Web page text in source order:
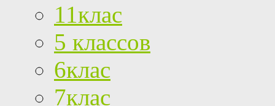
11клас
5 классов
6клас
7клас